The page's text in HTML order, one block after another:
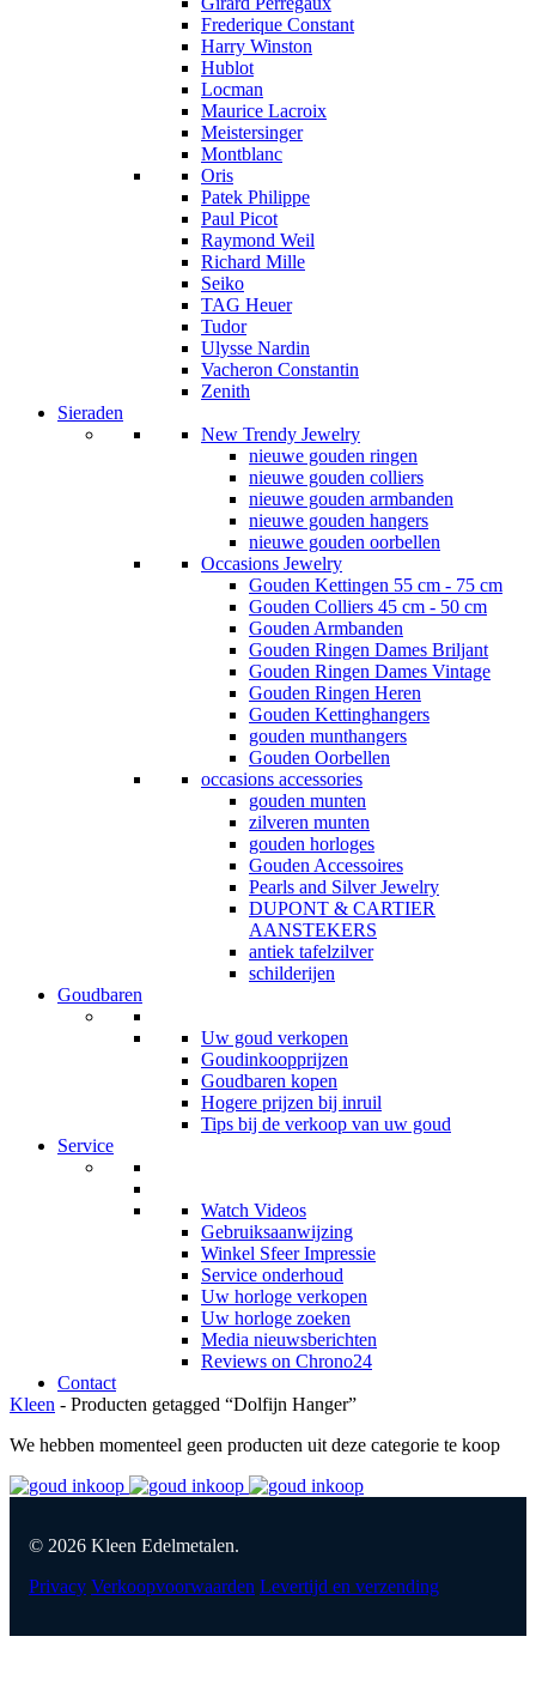
Frederique Constant
Harry Winston
Hublot
Locman
Maurice Lacroix
Meistersinger
Montblanc
Oris
Patek Philippe
Paul Picot
Raymond Weil
Richard Mille
Seiko
TAG Heuer
Tudor
Ulysse Nardin
Vacheron Constantin
Zenith
Sieraden
New Trendy Jewelry
nieuwe gouden ringen
nieuwe gouden colliers
nieuwe gouden armbanden
nieuwe gouden hangers
nieuwe gouden oorbellen
Occasions Jewelry
Gouden Kettingen 55 cm - 75 cm
Gouden Colliers 45 cm - 50 cm
Gouden Armbanden
Gouden Ringen Dames Briljant
Gouden Ringen Dames Vintage
Gouden Ringen Heren
Gouden Kettinghangers
gouden munthangers
Gouden Oorbellen
occasions accessories
gouden munten
zilveren munten
gouden horloges
Gouden Accessoires
Pearls and Silver Jewelry
DUPONT & CARTIER
AANSTEKERS
antiek tafelzilver
schilderijen
Goudbaren
Uw goud verkopen
Goudinkoopprijzen
Goudbaren kopen
Hogere prijzen bij inruil
Tips bij de verkoop van uw goud
Service
Watch Videos
Gebruiksaanwijzing
Winkel Sfeer Impressie
Service onderhoud
Uw horloge verkopen
Uw horloge zoeken
Media nieuwsberichten
Reviews on Chrono24
Contact
Kleen - Producten getagged “Dolfijn Hanger”
We hebben momenteel geen producten uit deze categorie te koop
© 2026 Kleen Edelmetalen.
Privacy Verkoopvoorwaarden Levertijd en verzending